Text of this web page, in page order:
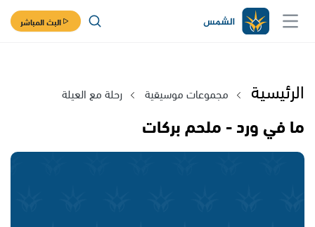
البث المباشر
الرئيسية مجموعات موسيقية رحلة مع العيلة
ما في ورد - ملحم بركات